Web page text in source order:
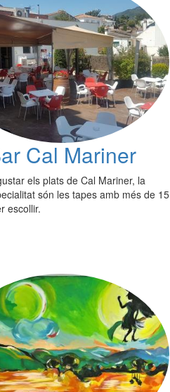
Cal Mariner
els plats de Cal Mariner, la
són les tapes amb més de 15
escollir.